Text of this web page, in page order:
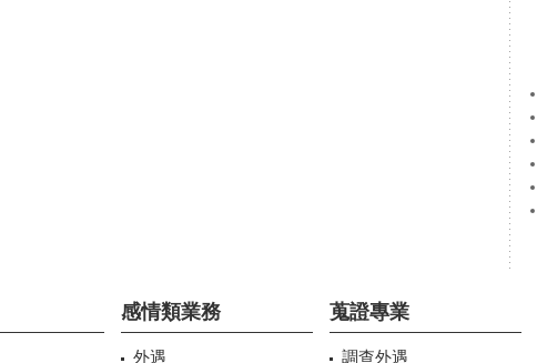
感情類業務
外遇
蒐證專業
調查外遇